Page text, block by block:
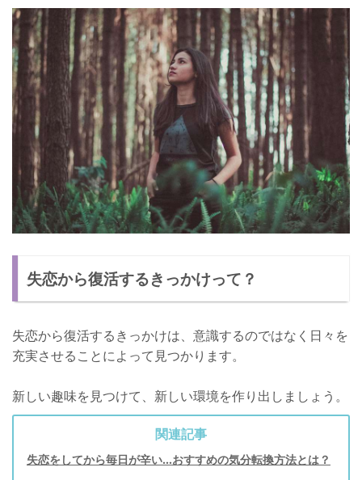
失恋から復活するきっかけって？
失恋から復活するきっかけは、意識するのではなく日々を
充実させることによって見つかります。
新しい趣味を見つけて、新しい環境を作り出しましょう。
関連記事
失恋をしてから毎日が辛い…おすすめの気分転換方法とは？